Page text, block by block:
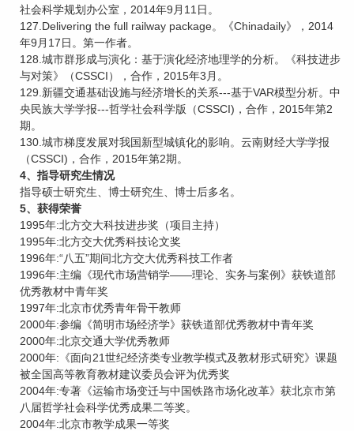
社会科学规划办公室，2014年9月11日。
127.Delivering the full railway package。《Chinadaily》，2014
年9月17日。第一作者。
128.城市群形成与演化：基于演化经济地理学的分析。《科技进步
与对策》（CSSCI），合作，2015年3月。
129.新疆交通基础设施与经济增长的关系---基于VAR模型分析。中
央民族大学学报---哲学社会科学版（CSSCI)，合作，2015年第2
期。
130.城市梯度发展对我国新型城镇化的影响。云南财经大学学报
（CSSCI)，合作，2015年第2期。
4、指导研究生情况
指导硕士研究生、博士研究生、博士后多名。
5、获得荣誉
1995年:北方交大科技进步奖（项目主持）
1995年:北方交大优秀科技论文奖
1996年:“八五”期间北方交大优秀科技工作者
1996年:主编《现代市场营销学——理论、实务与案例》获铁道部
优秀教材中青年奖
1997年:北京市优秀青年骨干教师
2000年:参编《简明市场经济学》获铁道部优秀教材中青年奖
2000年:北京交通大学优秀教师
2000年:《面向21世纪经济类专业教学模式及教材形式研究》课题
被全国高等教育教材建议委员会评为优秀奖
2004年:专著《运输市场变迁与中国铁路市场化改革》获北京市第
八届哲学社会科学优秀成果二等奖。
2004年:北京市教学成果一等奖